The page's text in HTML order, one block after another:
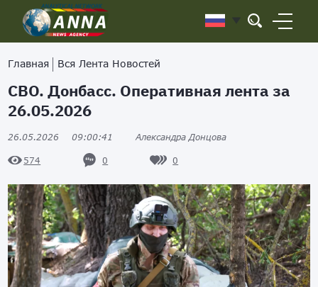
Главная Вся Лента Новостей
СВО. Донбасс. Оперативная лента за
26.05.2026
26.05.2026 09:00:41 Александра Донцова
574 0 0